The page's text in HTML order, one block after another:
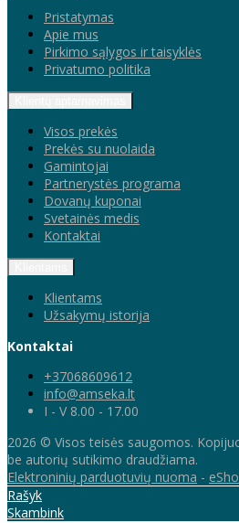
Pristatymas
Apie mus
Pirkimo sąlygos ir taisyklės
Privatumo politika
Visos prekės
Prekės su nuolaida
Gamintojai
Partnerystės programa
Dovanų kuponai
Svetainės medis
Kontaktai
Klientams
Užsakymų istorija
Kontaktai
+37068609612
info@amseka.lt
I - V 8.00 - 17.00
2026 © Visos teisės saugomos.
be autorių sutikimo draudžiama.
Elektroninių parduotuvių nuoma -
Rašyk
Skambink